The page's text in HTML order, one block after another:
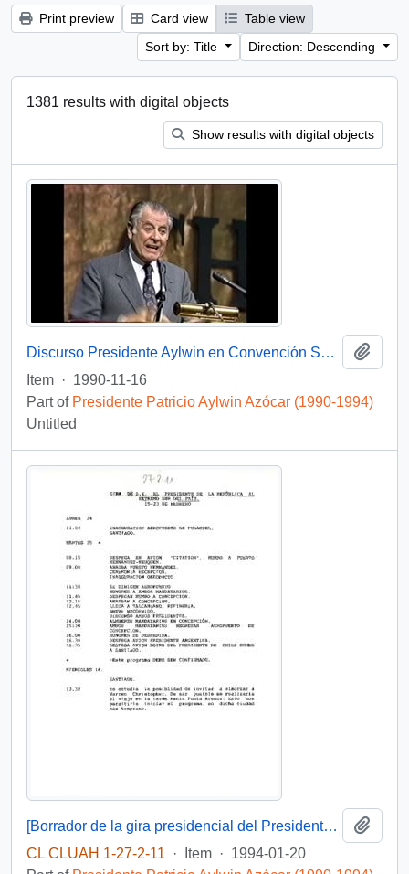
Print preview Card view
Table view
Sort by: Title
Direction: Descending
1381 results with digital objects
Show results with digital objects
Discurso Presidente Aylwin en Convención Santiago: Video
Item · 1990-11-16
Part of Presidente Patricio Aylwin Azócar (1990-1994)
Untitled
[Borrador de la gira presidencial del Presidente Patricio Aylwin al Extremo Sur de Chile]
CL CLUAH 1-27-2-11
· Item · 1994-01-20